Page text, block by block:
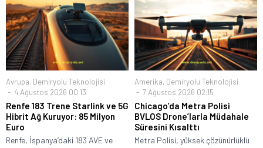
Avrupa, Demiryolu Teknolojisi
4 Ağustos 2026 00:13
Renfe 183 Trene Starlink ve 5G
Hibrit Ağ Kuruyor: 85 Milyon
Euro
Renfe, İspanya’daki 183 AVE ve
Amerika, Demiryolu Teknolojisi
7 Ağustos 2026 02:15
Chicago’da Metra Polisi
BVLOS Drone’larla Müdahale
Süresini Kısalttı
Metra Polisi, yüksek çözünürlüklü